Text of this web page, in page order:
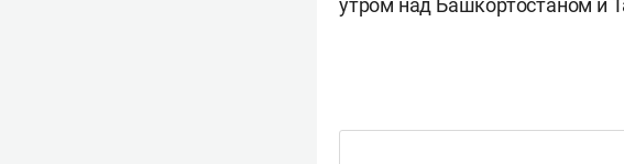
утром над Башкортостаном и